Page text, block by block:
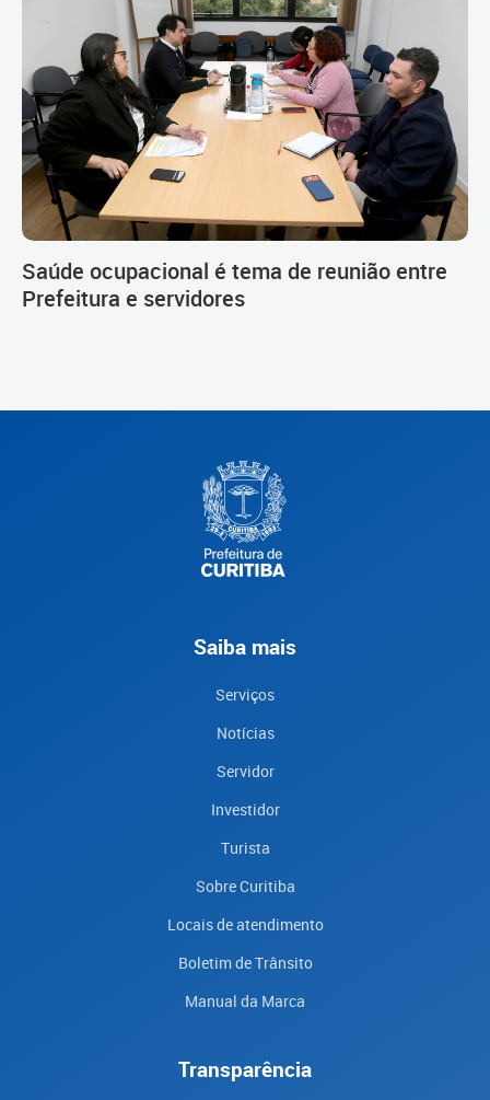
Saúde ocupacional é tema de reunião entre
Prefeitura e servidores
Saiba mais
Serviços
Notícias
Servidor
Investidor
Turista
Sobre Curitiba
Locais de atendimento
Boletim de Trânsito
Manual da Marca
Transparência